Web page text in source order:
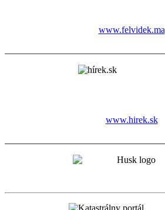
www.felvidek.ma
www.hirek.sk